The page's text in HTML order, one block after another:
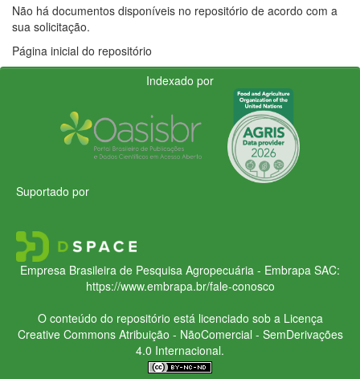
Não há documentos disponíveis no repositório de acordo com a
sua solicitação.
Página inicial do repositório
Indexado por
Suportado por
Empresa Brasileira de Pesquisa Agropecuária - Embrapa SAC:
https://www.embrapa.br/fale-conosco
O conteúdo do repositório está licenciado sob a Licença
Creative CommonsAtribuição - NãoComercial - SemDerivações
4.0 Internacional.